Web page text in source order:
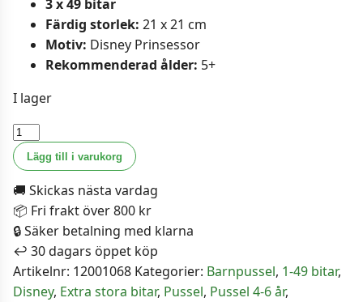
3 x 49 bitar
Färdig storlek: 21 x 21 cm
Motiv: Disney Prinsessor
Rekommenderad ålder: 5+
I lager
Ravensburger
Barnpussel
-
Disney
Prinsessor
3x49
bitar
mängd
Lägg till i varukorg
🚚 Skickas nästa vardag
📦 Fri frakt över 800 kr
🔒 Säker betalning med klarna
↩️ 30 dagars öppet köp
Artikelnr: 12001068 Kategorier: Barnpussel, 1-49 bitar,
Disney, Extra stora bitar, Pussel, Pussel 4-6 år,